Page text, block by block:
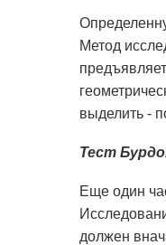
Метод
выделить -
Тест
Еще один
должен